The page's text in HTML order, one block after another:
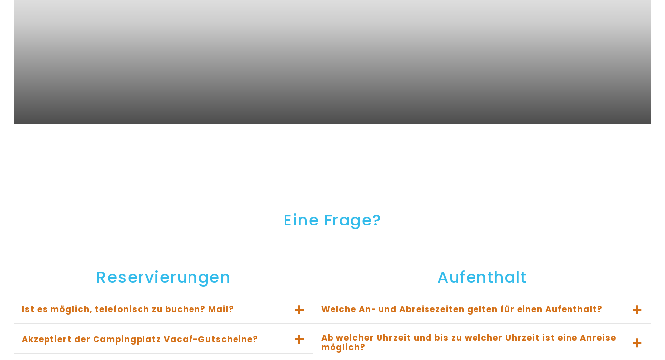
Eine Frage?
Reservierungen
Ist es möglich, telefonisch zu buchen? Mail?
Akzeptiert der Campingplatz Vacaf-Gutscheine?
Aufenthalt
Welche An- und Abreisezeiten gelten für einen Aufenthalt?
Ab welcher Uhrzeit und bis zu welcher Uhrzeit ist eine Anreise
möglich?